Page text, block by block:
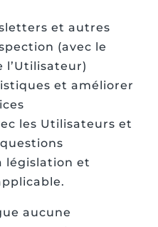
et autres
(avec le
l’Utilisateur)
et améliorer
les Utilisateurs et
législation et
aucune